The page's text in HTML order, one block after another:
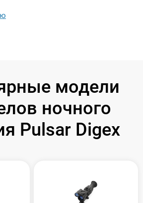
модели
ночного
Pulsar Digex